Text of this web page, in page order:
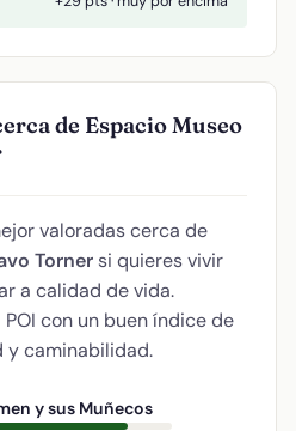
de Espacio Museo
valoradas cerca de
Torner si quieres vivir
a calidad de vida.
con un buen índice de
y caminabilidad.
y sus Muñecos